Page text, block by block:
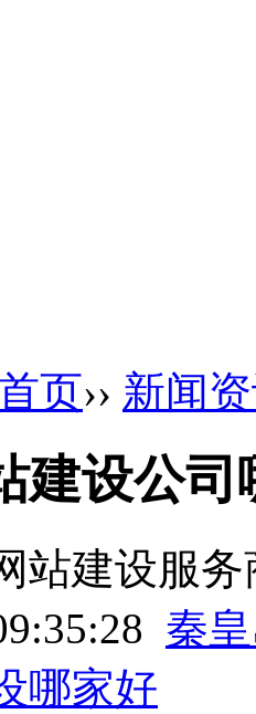
页›› 新闻
建设公
站建设服
秦
哪家好